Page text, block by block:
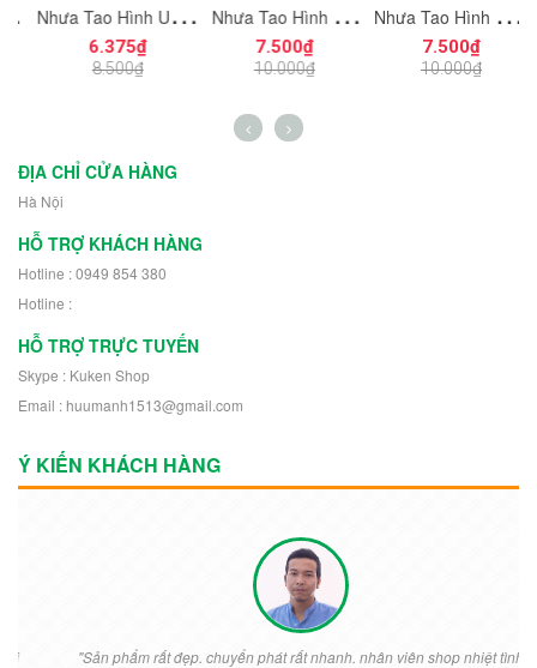
Nhựa Tạo Hình Uống
Cong Dùng Cho Mô
Hình Nhân Vật Mini
6.375₫
8.500₫
Nhựa Tạo Hình Vát
Cắt Góc 8x8
NO.1727 Dùng Cho
Robot 30504
7.500₫
10.000₫
Nhựa Tạo Hình Hiệu
Ứng Năng Lượng
NO.1726 Dùng
7.500₫
10.000₫
ĐỊA CHỈ CỬA HÀNG
Hà Nội
HỖ TRỢ KHÁCH HÀNG
Hotline : 0949 854 380
Hotline :
HỖ TRỢ TRỰC TUYẾN
Skype : Kuken Shop
Email : huumanh1513@gmail.com
Ý KIẾN KHÁCH HÀNG
"Sản phẩm rất đẹp. chuyển phát rất nhanh. nhân viên shop nhiệt tình